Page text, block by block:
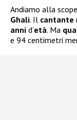
Andiamo alla
Ghali. Il cantante
anni d’età. Ma
e 94 centimetri